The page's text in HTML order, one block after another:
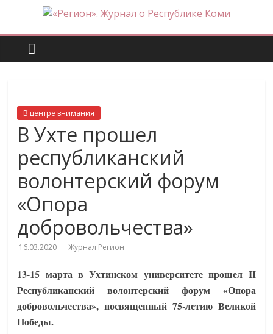
content
«Регион».
Журнал
о
Республике
Коми
В центре внимания
В Ухте прошел
республиканский
волонтерский форум
«Опора
добровольчества»
16.03.2020 Журнал Регион
13-15 марта в Ухтинском университете прошел II
Республиканский волонтерский форум «Опора
добровольчества», посвященный 75-летию Великой
Победы.